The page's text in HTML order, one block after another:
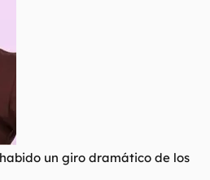
un giro dramático de los